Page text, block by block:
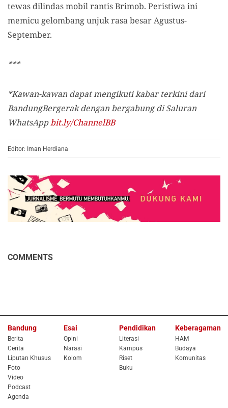
tewas dilindas mobil rantis Brimob. Peristiwa ini
memicu gelombang unjuk rasa besar Agustus-
September.
***
*Kawan-kawan dapat mengikuti kabar terkini dari
BandungBergerak dengan bergabung di Saluran
WhatsAppbit.ly/ChannelBB
Editor: Iman Herdiana
COMMENTS
Bandung
Berita
Cerita
Liputan Khusus
Foto
Video
Podcast
Agenda
Esai
Opini
Narasi
Kolom
Pendidikan
Literasi
Kampus
Riset
Buku
Keberagaman
HAM
Budaya
Komunitas